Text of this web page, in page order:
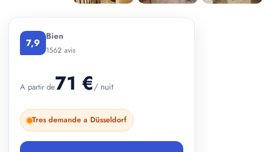
7,9 Bien
1562 avis
A partir de71 €/ nuit
Tres demande a Düsseldorf